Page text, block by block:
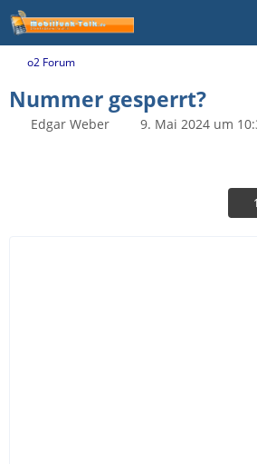
o2 Forum
Nummer gesperrt?
Edgar Weber 9. Mai 2024 um